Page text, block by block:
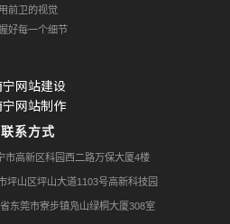
用前卫的视觉
好每一个细节
宁网站建设
宁网站制作
联系方式
市高新区科园西二路万保大厦4楼
坪山区坪山大道1103号高新科技园
东莞市寮步镇凫山绿桐大厦308室